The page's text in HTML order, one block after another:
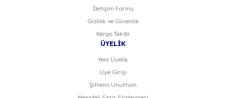
İletişim Formu
Gizlilik ve Güvenlik
Kargo Takibi
ÜYELİK
Yeni Üyelik
Üye Girişi
Şifremi Unuttum